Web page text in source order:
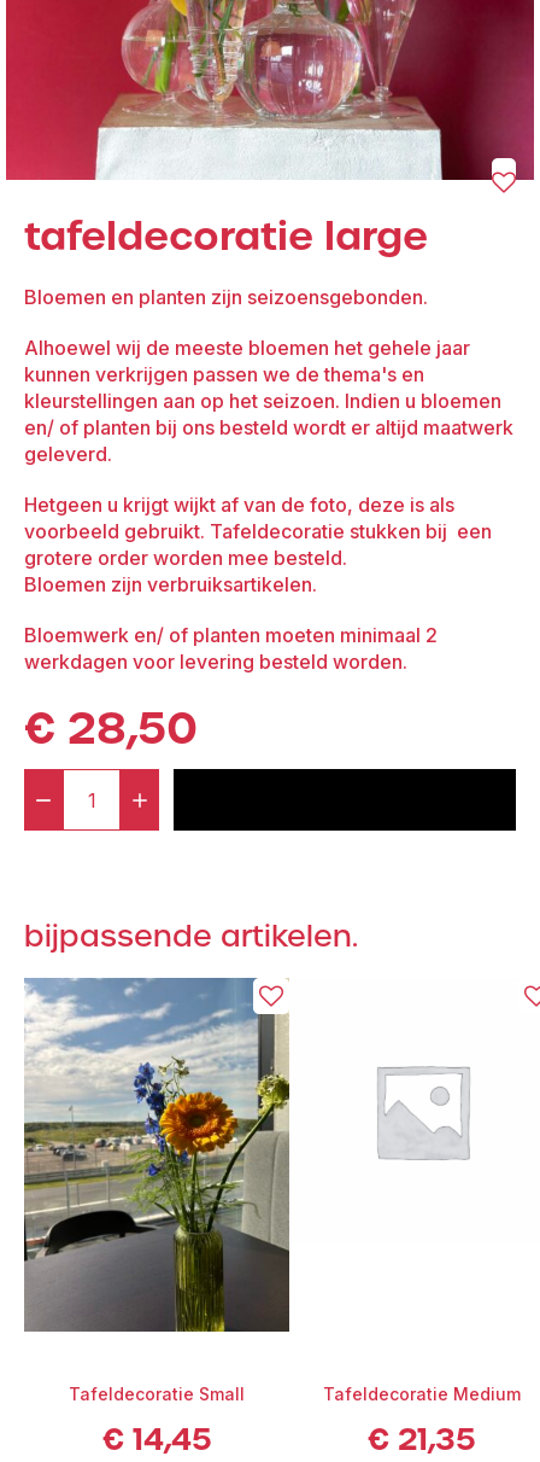
tafeldecoratie large
Bloemen en planten zijn seizoensgebonden.
Alhoewel wij de meeste bloemen het gehele jaar
kunnen verkrijgen passen we de thema's en
kleurstellingen aan op het seizoen. Indien u bloemen
en/ of planten bij ons besteld wordt er altijd maatwerk
geleverd.
Hetgeen u krijgt wijkt af van de foto, deze is als
voorbeeld gebruikt. Tafeldecoratie stukken bij een
grotere order worden mee besteld.
Bloemen zijn verbruiksartikelen.
Bloemwerk en/ of planten moeten minimaal 2
werkdagen voor levering besteld worden.
€ 28,50
-
Tafeldecoratie
+
bijpassende artikelen.
Tafeldecoratie Small
€14,45
Tafeldecoratie Medium
€ 21,35